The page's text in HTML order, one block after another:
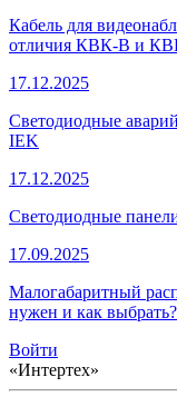
Кабель для
отличия КВК-В и
17.12.2025
Светодиодные
IEK
17.12.2025
Светодиодные
17.09.2025
Малогабаритный
нужен и как выбрать?
Войти
«Интертех»